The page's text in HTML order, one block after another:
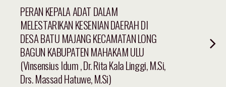
PERAN KEPALA ADAT DALAM
MELESTARIKAN KESENIAN DAERAH DI
DESA BATU MAJANG KECAMATAN LONG
BAGUN KABUPATEN MAHAKAM ULU
(Vinsensius Idum , Dr. Rita Kala Linggi, M.Si,
Drs. Massad Hatuwe, M.Si)